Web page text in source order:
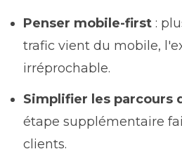
Penser mobile-first :
trafic vient du mobile,
irréprochable.
Simplifier les parcours
étape supplémentaire
clients.